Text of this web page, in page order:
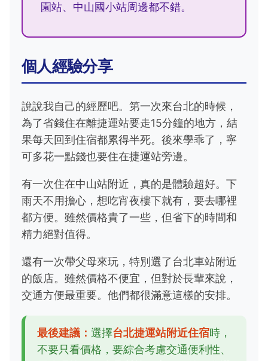
園站、中山國小站周邊都不錯。
個人經驗分享
說說我自己的經歷吧。第一次來台北的時候，
為了省錢住在離捷運站要走15分鐘的地方，結
果每天回到住宿都累得半死。後來學乖了，寧
可多花一點錢也要住在捷運站旁邊。
有一次住在中山站附近，真的是體驗超好。下
雨天不用擔心，想吃宵夜樓下就有，要去哪裡
都方便。雖然價格貴了一些，但省下的時間和
精力絕對值得。
還有一次帶父母來玩，特別選了台北車站附近
的飯店。雖然價格不便宜，但對於長輩來說，
交通方便最重要。他們都很滿意這樣的安排。
最後建議： 選擇台北捷運站附近住宿時，
不要只看價格，要綜合考慮交通便利性、